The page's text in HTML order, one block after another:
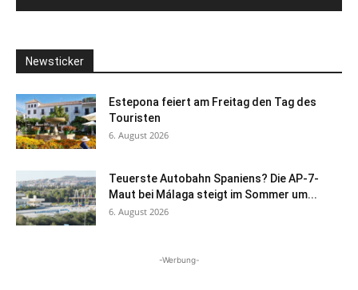
Newsticker
Estepona feiert am Freitag den Tag des
Touristen
6. August 2026
Teuerste Autobahn Spaniens? Die AP-7-
Maut bei Málaga steigt im Sommer um...
6. August 2026
-Werbung-